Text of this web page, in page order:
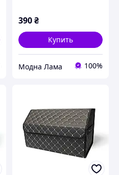
390₴
Купить
Модна Лама 100%